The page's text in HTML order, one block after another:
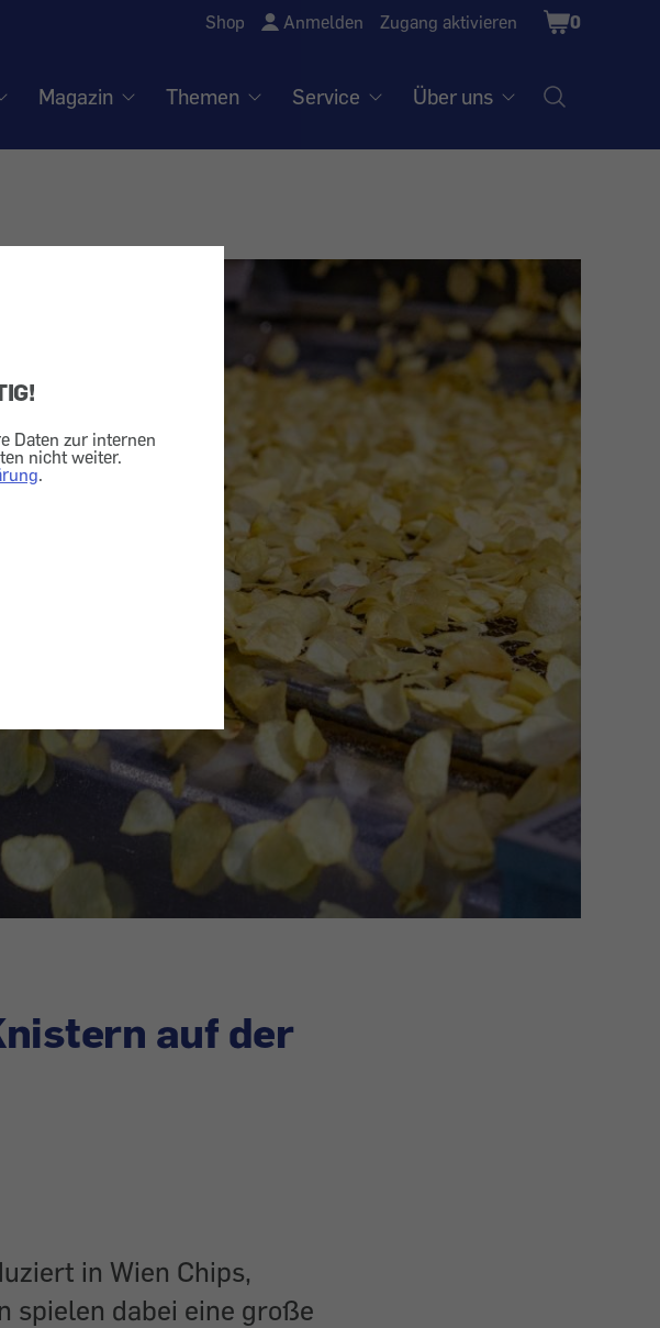
Daten zur internen
nicht weiter.
.
Shop Anmelden Zugang aktivieren
Shopping
Cart
0
Magazin Themen Service Über uns
auf der
in Wien Chips,
spielen dabei eine große